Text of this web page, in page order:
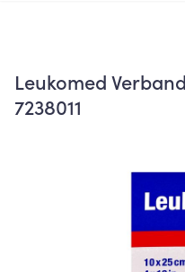
Leukomed
7238011